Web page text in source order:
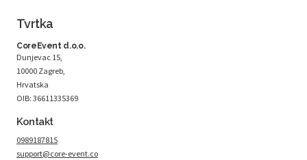
Tvrtka
CoreEvent d.o.o.
Dunjevac 15,
10000 Zagreb,
Hrvatska
OIB: 36611335369
Kontakt
0989187815
support@core-event.co